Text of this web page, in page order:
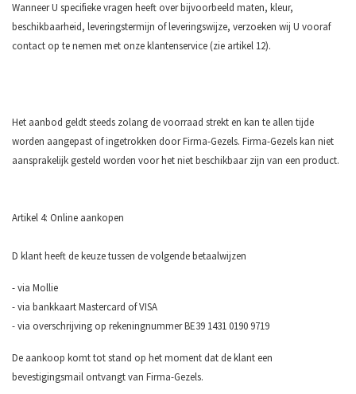
Wanneer U specifieke vragen heeft over bijvoorbeeld maten, kleur,
beschikbaarheid, leveringstermijn of leveringswijze, verzoeken wij U vooraf
contact op te nemen met onze klantenservice (zie artikel 12).
Het aanbod geldt steeds zolang de voorraad strekt en kan te allen tijde
worden aangepast of ingetrokken door Firma-Gezels. Firma-Gezels kan niet
aansprakelijk gesteld worden voor het niet beschikbaar zijn van een product.
Artikel 4: Online aankopen
D klant heeft de keuze tussen de volgende betaalwijzen
- via Mollie
- via bankkaart Mastercard of VISA
- via overschrijving op rekeningnummer BE39 1431 0190 9719
De aankoop komt tot stand op het moment dat de klant een
bevestigingsmail ontvangt van Firma-Gezels.